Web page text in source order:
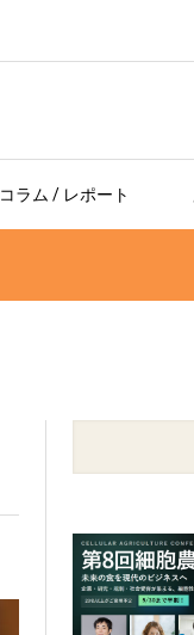
コラム / レポート